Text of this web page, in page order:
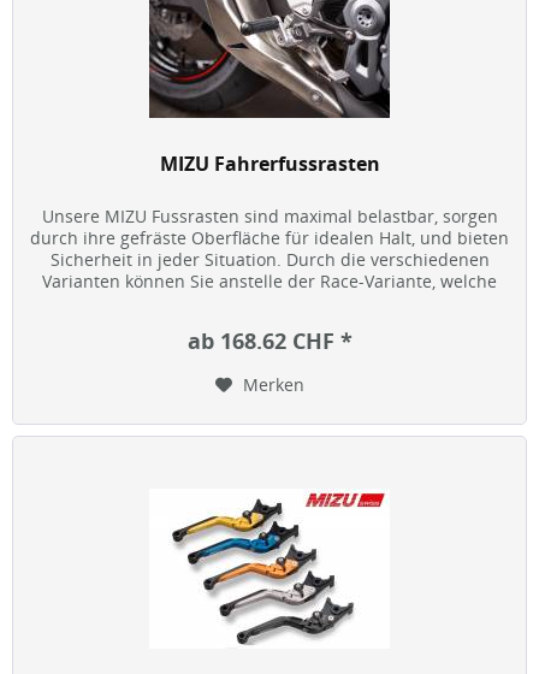
MIZU Fahrerfussrasten
Unsere MIZU Fussrasten sind maximal belastbar, sorgen
durch ihre gefräste Oberfläche für idealen Halt, und bieten
Sicherheit in jeder Situation. Durch die verschiedenen
Varianten können Sie anstelle der Race-Variante, welche
ab 168.62 CHF *
Merken